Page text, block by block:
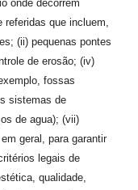
onde decorrem
referidas que incluem,
(ii) pequenas pontes
de erosão; (iv)
fossas
sistemas de
de agua); (vii)
geral, para garantir
legais de
qualidade,